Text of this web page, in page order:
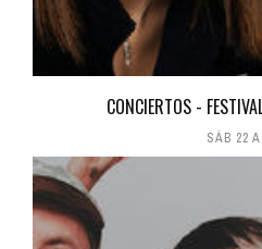
CONCIERTOS -
SÁB 22